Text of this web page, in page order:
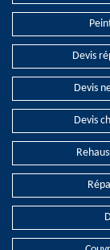
Devis
Devis
Devis